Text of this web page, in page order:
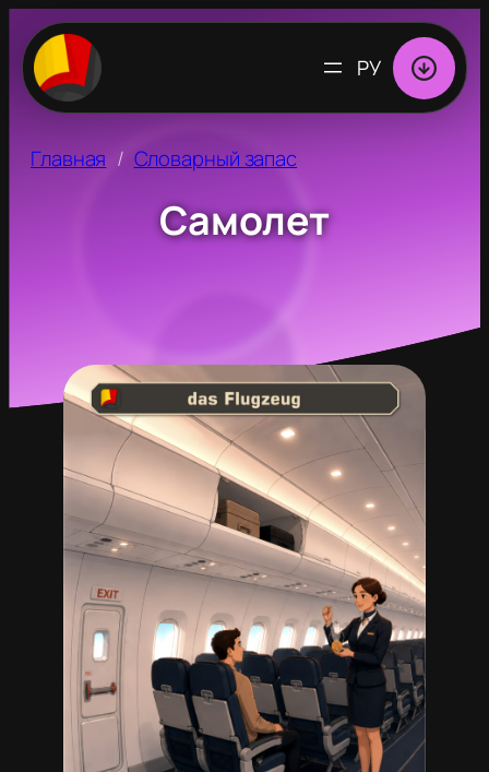
ВЫБРАТЬ
ЯЗЫК
Главная Словарный запас
Самолет